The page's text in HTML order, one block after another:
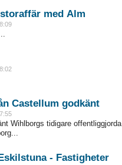
med Alm
Castellum godkänt
Wihlborgs tidigare
2026-08-19 Auktion i Eskilstuna - Fastigheter